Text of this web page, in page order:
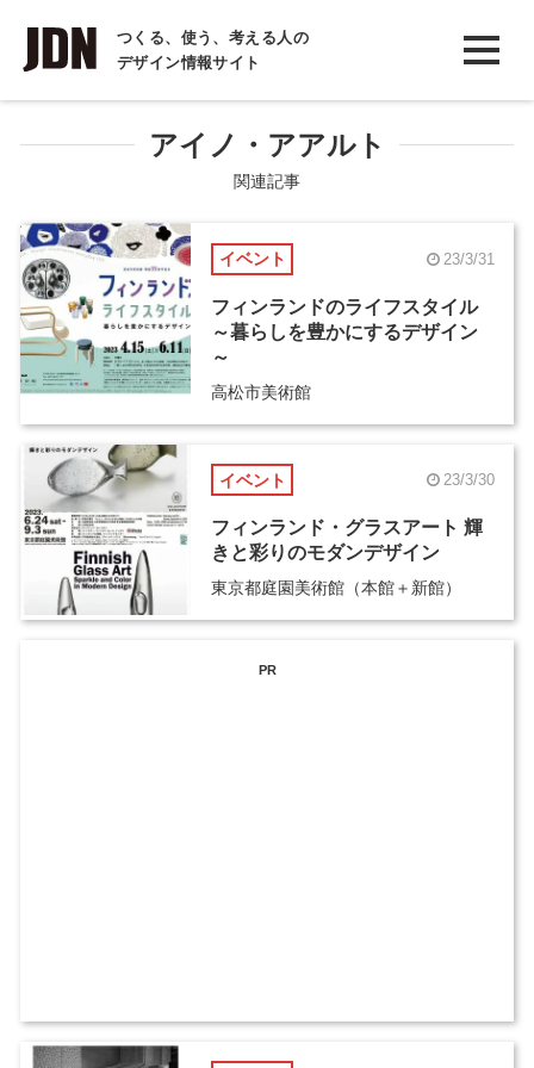
つくる、使う、考える人の
デザイン情報サイト
INTERVIEW
インタビュー
REPORT
COLUMN
コラム
アイノ・アアルト
関連記事
イベント 23/3/31
フィンランドのライフスタイル
～暮らしを豊かにするデザイン
～
高松市美術館
イベント 23/3/30
フィンランド・グラスアート 輝
きと彩りのモダンデザイン
東京都庭園美術館（本館＋新館）
PR